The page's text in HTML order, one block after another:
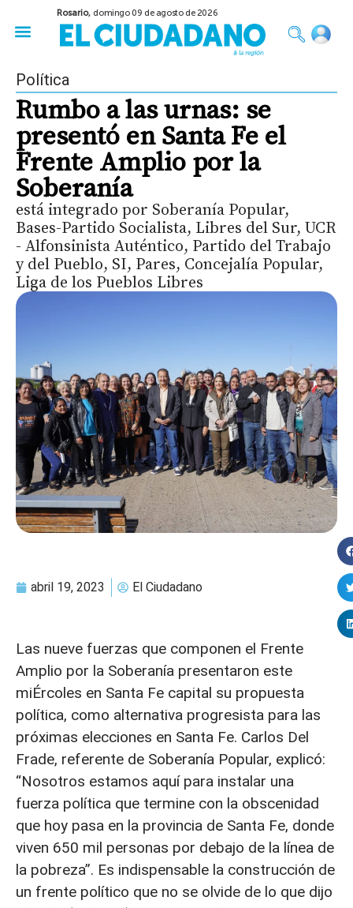
Rosario, domingo 09 de agosto de 2026
Política
Rumbo a las urnas: se
presentó en Santa Fe el
Frente Amplio por la
Soberanía
está integrado por Soberanía Popular,
Bases-Partido Socialista, Libres del Sur, UCR
- Alfonsinista Auténtico, Partido del Trabajo
y del Pueblo, SI, Pares, Concejalía Popular,
Liga de los Pueblos Libres
abril 19, 2023 El Ciudadano
Las nueve fuerzas que componen el Frente
Amplio por la Soberanía presentaron este
miÉrcoles en Santa Fe capital su propuesta
política, como alternativa progresista para las
próximas elecciones en Santa Fe. Carlos Del
Frade, referente de Soberanía Popular, explicó:
“Nosotros estamos aquí para instalar una
fuerza política que termine con la obscenidad
que hoy pasa en la provincia de Santa Fe, donde
viven 650 mil personas por debajo de la línea de
la pobreza”. Es indispensable la construcción de
un frente político que no se olvide de lo que dijo